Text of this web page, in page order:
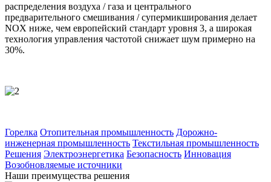
распределения воздуха / газа и центрального
предварительного смешивания / супермикширования делает
NOX ниже, чем европейский стандарт уровня 3, а широкая
технология управления частотой снижает шум примерно на
30%.
Горелка Отопительная промышленность Дорожно-
инженерная промышленность Текстильная промышленность
Решения Электроэнергетика Безопасность Инновация
Возобновляемые источники
Наши преимущества решения